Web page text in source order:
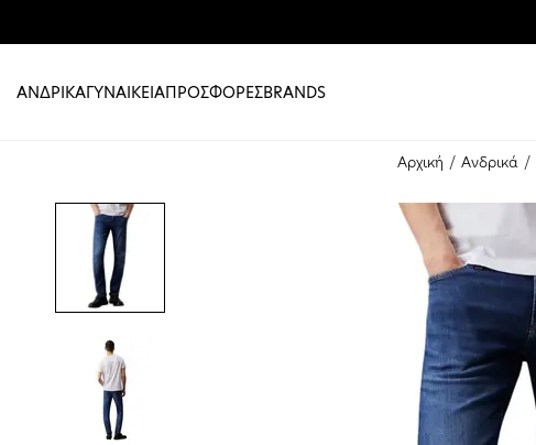
ΑΝΔΡΙΚΑΓΥΝΑΙΚΕΙΑΠΡΟΣΦΟΡΕΣBRANDS
Αρχική Ανδρικά